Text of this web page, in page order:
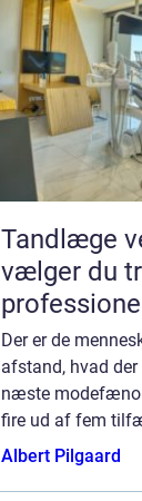
Tandlæge
vælger du
Der er de
afstand, hvad
næste
fire ud af fem
som der tager en
Albert Pilgaard